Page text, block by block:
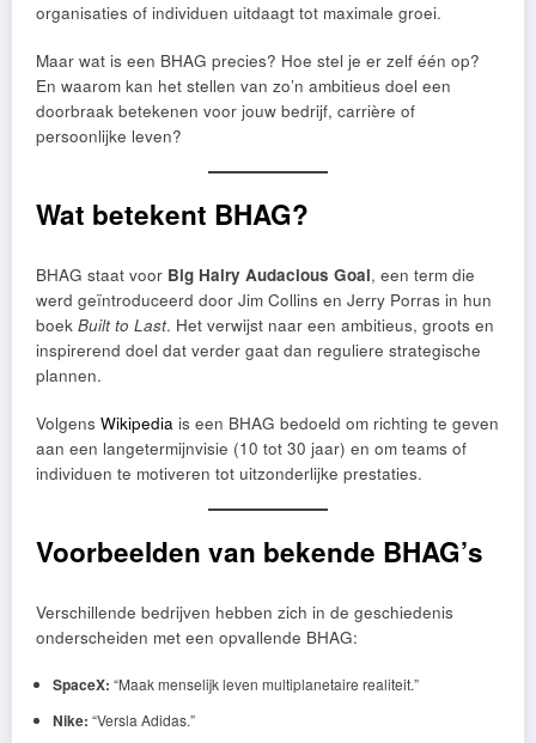
organisaties of individuen uitdaagt tot maximale groei.
Maar wat is een BHAG precies? Hoe stel je er zelf één op?
En waarom kan het stellen van zo’n ambitieus doel een
doorbraak betekenen voor jouw bedrijf, carrière of
persoonlijke leven?
Wat betekent BHAG?
BHAG staat voor Big Hairy Audacious Goal, een term die
werd geïntroduceerd door Jim Collins en Jerry Porras in hun
boek Built to Last. Het verwijst naar een ambitieus, groots en
inspirerend doel dat verder gaat dan reguliere strategische
plannen.
Volgens Wikipedia is een BHAG bedoeld om richting te geven
aan een langetermijnvisie (10 tot 30 jaar) en om teams of
individuen te motiveren tot uitzonderlijke prestaties.
Voorbeelden van bekende BHAG’s
Verschillende bedrijven hebben zich in de geschiedenis
onderscheiden met een opvallende BHAG:
SpaceX: “Maak menselijk leven multiplanetaire realiteit.”
Nike: “Versla Adidas.”